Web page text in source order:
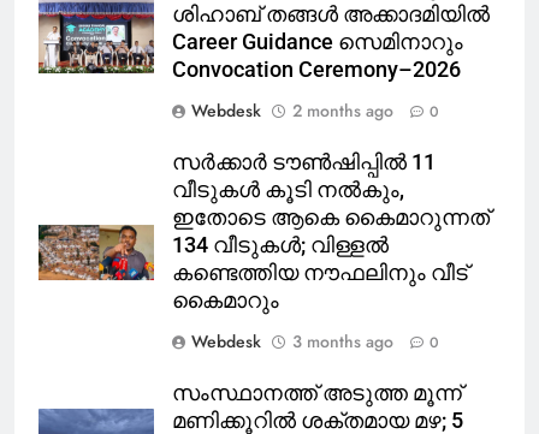
ശിഹാബ് തങ്ങൾ അക്കാദമിയിൽ
Career Guidance സെമിനാറും
Convocation Ceremony–2026
Webdesk
2 months ago 0
സർക്കാർ ടൗൺഷിപ്പിൽ 11
വീടുകൾ കൂടി നൽകും,
ഇതോടെ ആകെ കൈമാറുന്നത്
134 വീടുകൾ; വിള്ളൽ
കണ്ടെത്തിയ നൗഫലിനും വീട്
കൈമാറും
Webdesk
3 months ago 0
സംസ്ഥാനത്ത് അടുത്ത മൂന്ന്
മണിക്കൂറിൽ ശക്തമായ മഴ; 5